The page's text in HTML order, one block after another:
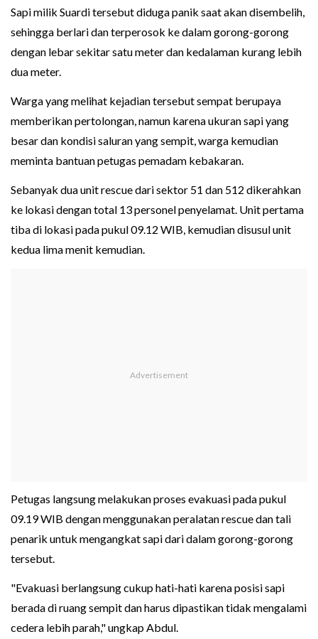
Sapi milik Suardi tersebut diduga panik saat akan disembelih,
sehingga berlari dan terperosok ke dalam gorong-gorong
dengan lebar sekitar satu meter dan kedalaman kurang lebih
dua meter.
Warga yang melihat kejadian tersebut sempat berupaya
memberikan pertolongan, namun karena ukuran sapi yang
besar dan kondisi saluran yang sempit, warga kemudian
meminta bantuan petugas pemadam kebakaran.
Sebanyak dua unit rescue dari sektor 51 dan 512 dikerahkan
ke lokasi dengan total 13 personel penyelamat. Unit pertama
tiba di lokasi pada pukul 09.12 WIB, kemudian disusul unit
kedua lima menit kemudian.
Petugas langsung melakukan proses evakuasi pada pukul
09.19 WIB dengan menggunakan peralatan rescue dan tali
penarik untuk mengangkat sapi dari dalam gorong-gorong
tersebut.
"Evakuasi berlangsung cukup hati-hati karena posisi sapi
berada di ruang sempit dan harus dipastikan tidak mengalami
cedera lebih parah," ungkap Abdul.